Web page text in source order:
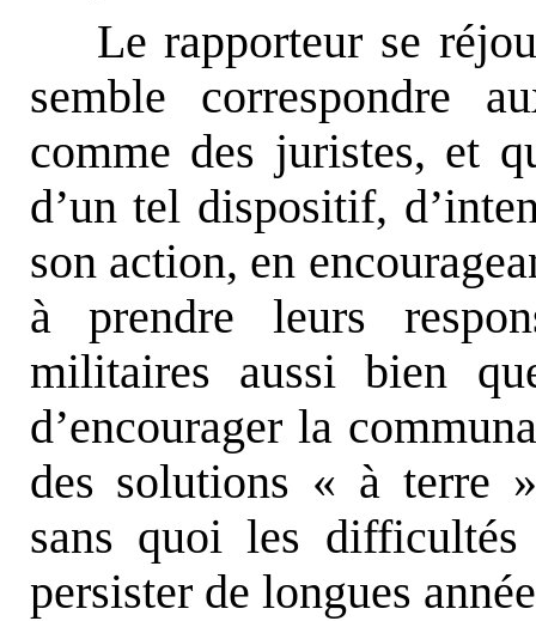
Le rapporteur se
semble correspondre
comme des juristes, et
d’un tel dispositif,
son action, en
à prendre leurs
militaires aussi bien
d’encourager la
des solutions « à terre
sans quoi les
persister de longues